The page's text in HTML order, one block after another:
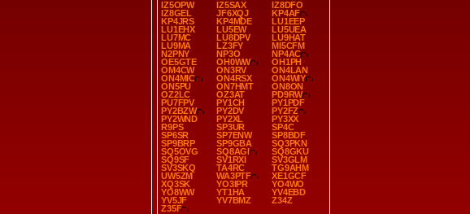
IZ5OPW
IZ5SAX
IZ8DFO
IZ8GEL
JF6XQJ
KP4AF
KP4JRS
KP4MDE
LU1EEP
LU1EHX
LU5EW
LU5UEA
LU7MC
LU8DPV
LU9HAT
LU9MA
LZ3FY
MI5CFM
N2PNY
NP3O
NP4AC
OE5GTE
OH0WW
OH1PH
OM4CW
ON3RV
ON4LAN
ON4MIC
ON4RSX
ON4WIY
ON5PU
ON7HMT
ON8ON
OZ2LC
OZ3AT
PD9RW
PU7FPV
PY1CH
PY1PDF
PY2BZW
PY2DV
PY2FZ
PY2WND
PY2XL
PY3XX
R9PS
SP3UR
SP4C
SP6SR
SP7ENW
SP8BDF
SP9BRP
SP9GBA
SQ3PKN
SQ5OVG
SQ8AGI
SQ8GKU
SQ9SF
SV1RXI
SV3GLM
SV3SKQ
TA4RC
TG9AHM
UW5ZM
WA3PTF
XE1GCF
XQ3SK
YO3IPR
YO4WO
YO8WW
YT1HA
YV4EBD
YV5JF
YV7BMZ
Z34Z
Z35F